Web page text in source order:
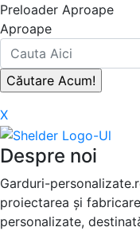
Preloader Aproape
Aproape
X
Despre noi
Garduri-
proiectarea și
personalizate,